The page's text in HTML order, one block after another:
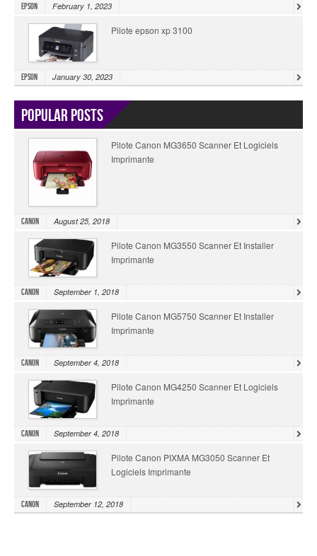
Epson February 1, 2023
Pilote epson xp 3100
Epson January 30, 2023
Popular Posts
Pilote Canon MG3650 Scanner Et Logiciels
Imprimante
Canon August 25, 2018
Pilote Canon MG3550 Scanner Et Installer
Imprimante
Canon September 1, 2018
Pilote Canon MG5750 Scanner Et Installer
Imprimante
Canon September 4, 2018
Pilote Canon MG4250 Scanner Et Logiciels
Imprimante
Canon September 4, 2018
Pilote Canon PIXMA MG3050 Scanner Et
Logiciels Imprimante
Canon September 12, 2018